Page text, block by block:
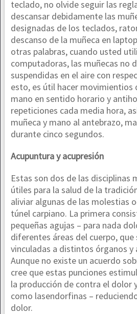
teclado, no olvide seguir las
descansar debidamente las
designadas de los teclados,
descanso de la muñeca en
otras palabras, cuando usted
computadoras, las muñecas no
suspendidas en el aire con
esto, es útil hacer movimientios
mano en sentido horario y
repeticiones cada media hora,
muñeca y mano al antebrazo,
durante cinco segundos.
Acupuntura y acupresión
Estas son dos de las disciplinas
útiles para la salud de la
aliviar algunas de las molestias
túnel carpiano. La primera
pequeñas agujas – para nada
diferentes áreas del cuerpo, que
vinculadas a distintos órganos y
Aunque no existe un acuerdo
cree que estas punciones
la producción de contra el dolor
como lasendorfinas –
dolor.